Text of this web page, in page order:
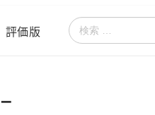
評価版
検